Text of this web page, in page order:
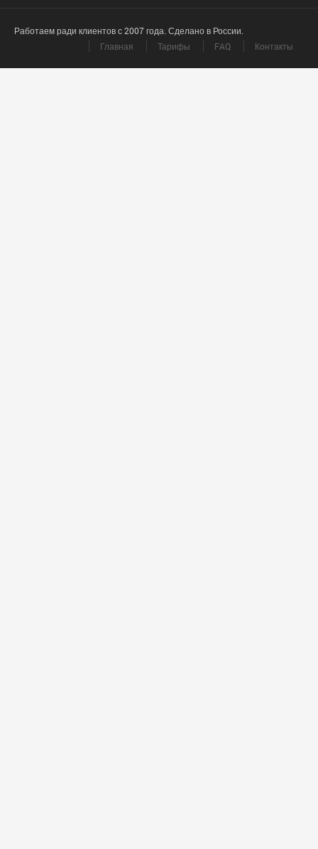
Работаем ради клиентов с 2007 года. Сделано в России.
Главная
Тарифы FAQ Контакты